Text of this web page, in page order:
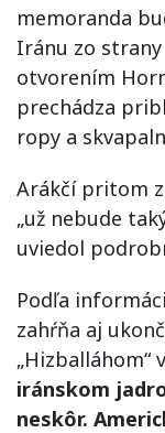
memoranda
Iránu zo
otvorením
prechádza
ropy a
Arákčí pritom
„už nebude
uviedol
Podľa
zahŕňa aj
„Hizballáhom“
iránskom
neskôr.